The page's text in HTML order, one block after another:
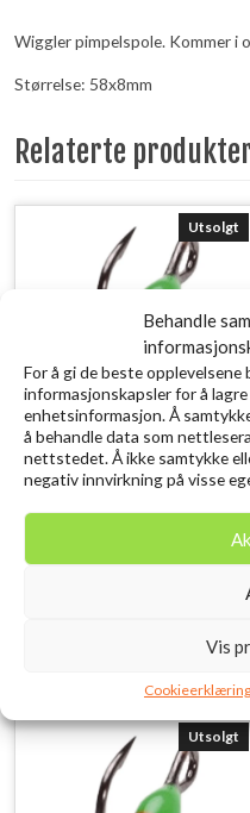
Behandle
For å gi de beste
informasjonskapsler for å
enhetsinformasjon. Å
å behandle data som
nettstedet. Å ikke samtykke
negativ innvirkning på visse
Vis
Cookieerklæring
Wiggler pimpelspole. Kommer i
Størrelse: 58x8mm
Relaterte
Utsolgt
Shark Lyspropp
Utsolgt